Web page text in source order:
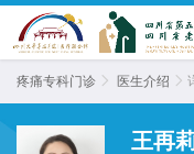
疼痛专科门诊  医生介绍 
王再